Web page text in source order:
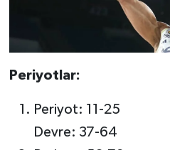
Periyotlar:
Periyot: 11-25
Devre: 37-64